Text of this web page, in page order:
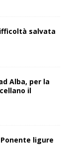
salvata
Alba, per la
il
Ponente ligure